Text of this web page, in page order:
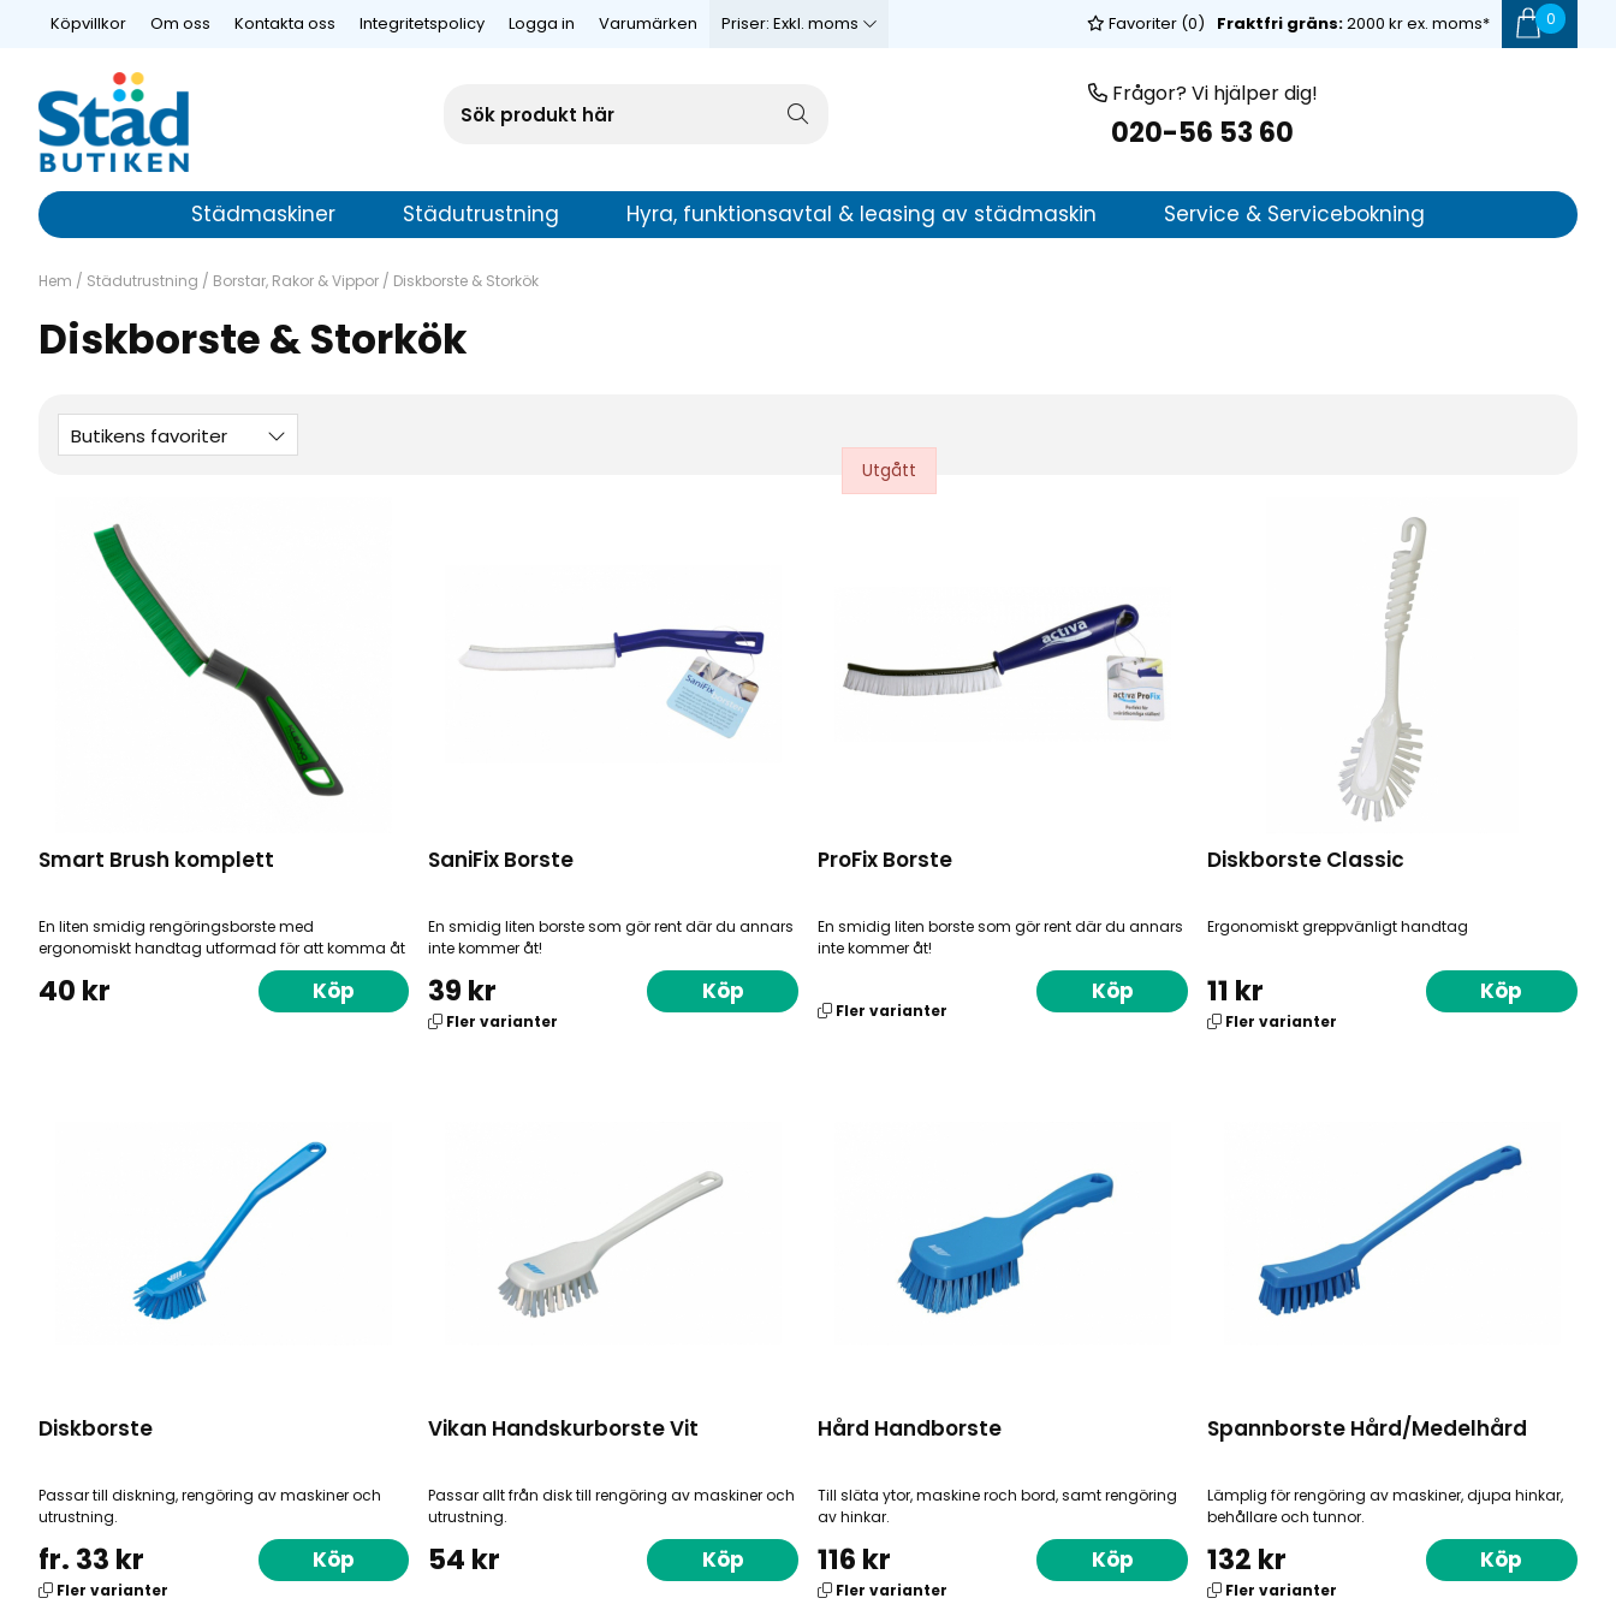
Köpvillkor Om oss Kontakta oss Integritetspolicy Logga in Varumärken Priser: Exkl. moms 0
Fraktfri gräns:2000 kr ex. moms*
Favoriter (0)
Frågor? Vi hjälper dig!
020-56 53 60
Städmaskiner Städutrustning Hyra, funktionsavtal & leasing av städmaskin Service & Servicebokning
Hem / Städutrustning / Borstar, Rakor & Vippor / Diskborste & Storkök
Diskborste & Storkök
Butikens favoriter
Smart Brush komplett
En liten smidig rengöringsborste med
ergonomiskt handtag utformad för att komma åt
40 kr Köp
SaniFix Borste
En smidig liten borste som gör rent där du annars
inte kommer åt!
39 kr
Fler varianter
Köp
ProFix Borste
En smidig liten borste som gör rent där du annars
inte kommer åt!
Fler varianter
Köp
Diskborste Classic
Ergonomiskt greppvänligt handtag
11 kr
Fler varianter
Köp
Diskborste
Passar till diskning, rengöring av maskiner och
utrustning.
fr. 33 kr
Fler varianter
Köp
Vikan Handskurborste Vit
Passar allt från disk till rengöring av maskiner och
utrustning.
54 kr Köp
Hård Handborste
Till släta ytor, maskine roch bord, samt rengöring
av hinkar.
116 kr
Fler varianter
Köp
Spannborste Hård/Medelhård
Lämplig för rengöring av maskiner, djupa hinkar,
behållare och tunnor.
132 kr
Fler varianter
Köp